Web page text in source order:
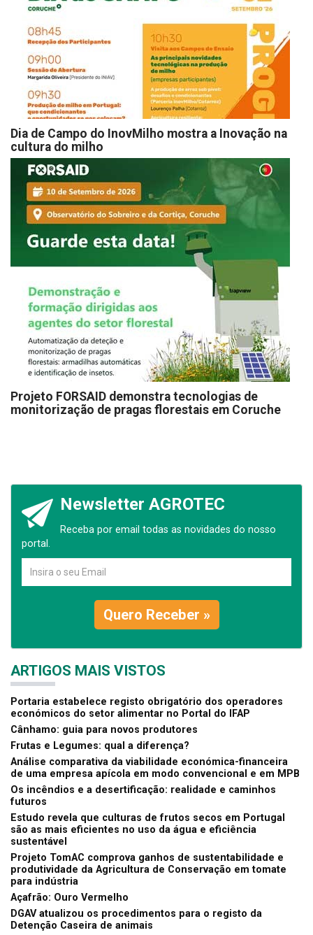
Dia de Campo do InovMilho mostra a Inovação na
cultura do milho
Projeto FORSAID demonstra tecnologias de
monitorização de pragas florestais em Coruche
Newsletter AGROTEC
Receba por email todas as novidades do nosso
portal.
Quero Receber »
ARTIGOS MAIS VISTOS
Portaria estabelece registo obrigatório dos operadores
económicos do setor alimentar no Portal do IFAP
Cânhamo: guia para novos produtores
Frutas e Legumes: qual a diferença?
Análise comparativa da viabilidade económica-financeira
de uma empresa apícola em modo convencional e em MPB
Os incêndios e a desertificação: realidade e caminhos
futuros
Estudo revela que culturas de frutos secos em Portugal
são as mais eficientes no uso da água e eficiência
sustentável
Projeto TomAC comprova ganhos de sustentabilidade e
produtividade da Agricultura de Conservação em tomate
para indústria
Açafrão: Ouro Vermelho
DGAV atualizou os procedimentos para o registo da
Detenção Caseira de animais